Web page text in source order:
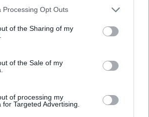
Processing Opt Outs
of the Sharing of my
of the Sale of my
of processing my
Targeted Advertising.
είσαι»